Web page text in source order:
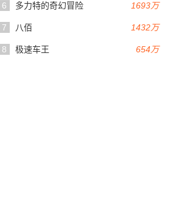
1693万
6 多力特的奇幻冒险
1432万
7 八佰
654万
8 极速车王